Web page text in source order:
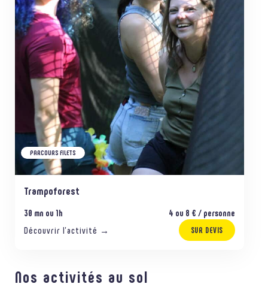
PARCOURS FILETS
Trampoforest
30 mn ou 1h
4 ou 8 € / personne
Découvrir l’activité →
SUR DEVIS
Nos activités au sol